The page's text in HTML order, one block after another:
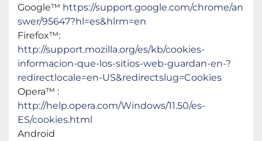
Google™ https://support.google.com/chrome/an
swer/95647?hl=es&hlrm=en
Firefox™:
http://support.mozilla.org/es/kb/cookies-
informacion-que-los-sitios-web-guardan-en-?
redirectlocale=en-US&redirectslug=Cookies
Opera™ :
http://help.opera.com/Windows/11.50/es-
ES/cookies.html
Android